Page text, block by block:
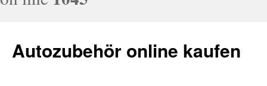
Autozubehör online kaufen